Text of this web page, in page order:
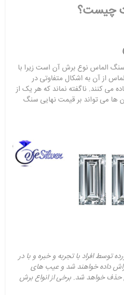
چیست؟
سنگ الماس نوع برش آن است زیرا با
از آن به اشکال متفاوتی در
می کنند. ناگفته نماند که هر یک از
ها می تواند بر قیمت نهایی سنگ
توسط افراد با تجربه و خبره و با در
داده خواهند شد و عیب های
خواهد شد. برخی از انواع برش